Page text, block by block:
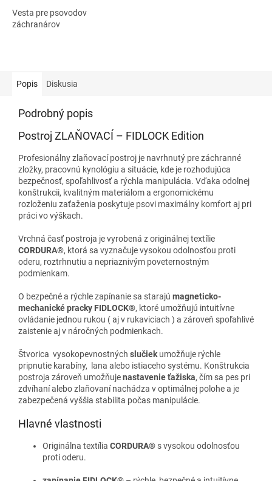
5
hviezdičiek.
Vesta pre psovodov
záchranárov
Popis Diskusia
Podrobný popis
Postroj ZLAŇOVACÍ – FIDLOCK Edition
Profesionálny zlaňovací postroj je navrhnutý pre záchranné
zložky, pracovnú kynológiu a situácie, kde je rozhodujúca
bezpečnosť, spoľahlivosť a rýchla manipulácia. Vďaka odolnej
konštrukcii, kvalitným materiálom a ergonomickému
rozloženiu zaťaženia poskytuje psovi maximálny komfort aj pri
práci vo výškach.
Vrchná časť postroja je vyrobená z originálnej textílie
CORDURA®, ktorá sa vyznačuje vysokou odolnosťou proti
oderu, roztrhnutiu a nepriaznivým poveternostným
podmienkam.
O bezpečné a rýchle zapínanie sa starajú magneticko-
mechanické pracky FIDLOCK®, ktoré umožňujú intuitívne
ovládanie jednou rukou ( aj v rukaviciach ) a zároveň spoľahlivé
zaistenie aj v náročných podmienkach.
Štvorica vysokopevnostných slučiekumožňuje rýchle
pripnutie karabíny, lana alebo istiaceho systému. Konštrukcia
postroja zároveň umožňujenastavenie ťažiska, čím sa pes pri
zdvíhaní alebo zlaňovaní nachádza v optimálnej polohe a je
zabezpečená vyššia stabilita počas manipulácie.
Hlavné vlastnosti
Originálna textília CORDURA® s vysokou odolnosťou
proti oderu.